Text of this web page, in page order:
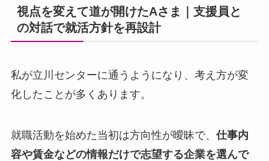
視点を変えて道が開けたAさま｜支援員と
の対話で就活方針を再設計
私が立川センターに通うようになり、考え方が変
化したことが多くあります。
就職活動を始めた当初は方向性が曖昧で、 仕事内
容や賃金などの情報だけで志望する企業を選んで